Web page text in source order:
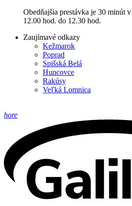
Obedňajšia prestávka je 30 minút v
12.00 hod. do 12.30 hod.
Zaujímavé odkazy
Kežmarok
Poprad
Spišská Belá
Huncovce
Rakúsy
Veľká Lomnica
hore